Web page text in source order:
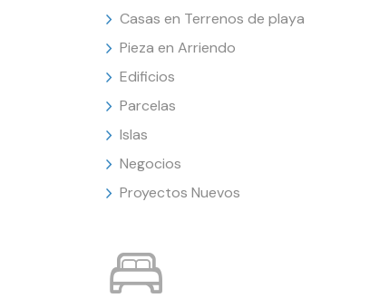
Casas en Terrenos de playa
Pieza en Arriendo
Edificios
Parcelas
Islas
Negocios
Proyectos Nuevos